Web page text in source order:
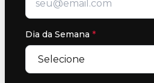
Dia da Semana *